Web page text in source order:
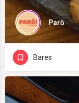
Parō
Bares